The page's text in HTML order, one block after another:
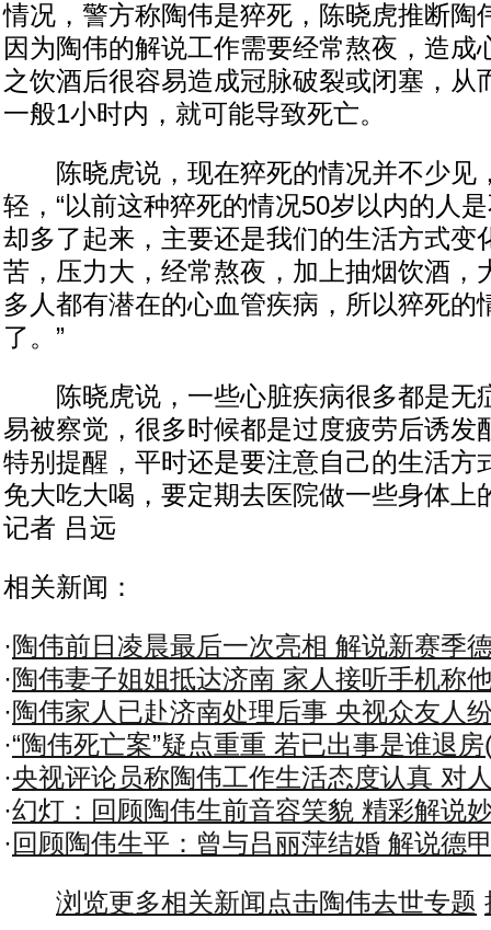
情况，警方称陶伟是猝死，陈晓虎推断陶
因为陶伟的解说工作需要经常熬夜，造成
之饮酒后很容易造成冠脉破裂或闭塞，从
一般1小时内，就可能导致死亡。
陈晓虎说，现在猝死的情况并不少见
轻，“以前这种猝死的情况50岁以内的人
却多了起来，主要还是我们的生活方式变
苦，压力大，经常熬夜，加上抽烟饮酒，
多人都有潜在的心血管疾病，所以猝死的
了。”
陈晓虎说，一些心脏疾病很多都是无
易被察觉，很多时候都是过度疲劳后诱发
特别提醒，平时还是要注意自己的生活方
免大吃大喝，要定期去医院做一些身体上
记者 吕远
相关新闻：
·陶伟前日凌晨最后一次亮相 解说新赛季
·陶伟妻子姐姐抵达济南 家人接听手机称
·陶伟家人已赴济南处理后事 央视众友人
·“陶伟死亡案”疑点重重 若已出事是谁退
·央视评论员称陶伟工作生活态度认真 对
·幻灯：回顾陶伟生前音容笑貌 精彩解说
· 回顾陶伟生平：曾与吕丽萍结婚 解说德
浏览更多相关新闻点击陶伟去世专题